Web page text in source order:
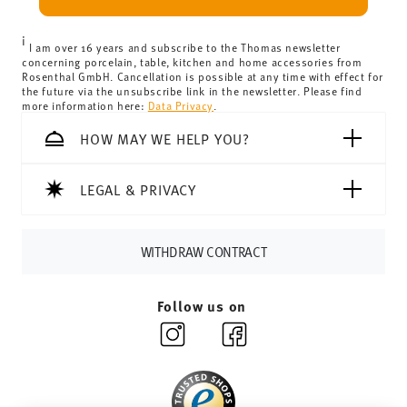
can view the delivery costs
delivery is free of charge.
Switzerland:delivery is free of charge for orders over
69,90 CHF. If the value of your purchase is less than
69,90 CHF, delivery charges are 36,90 CHF.
Tracking:You will receive a tracking code by e-mail as
Delivery time: 3-5 working days for delivery within
Germany for items in stock. You can view delivery times to
For returns, please use ourreturns service
i I am over 16 years and subscribe to the Thomas newsletter
concerning porcelain, table, kitchen and home accessories from
Rosenthal GmbH. Cancellation is possible at any time with effect for
the future via the unsubscribe link in the newsletter. Please find
more information here: Data Privacy
HOW MAY WE HELP YOU?
LEGAL & PRIVACY
WITHDRAW CONTRACT
Follow us on